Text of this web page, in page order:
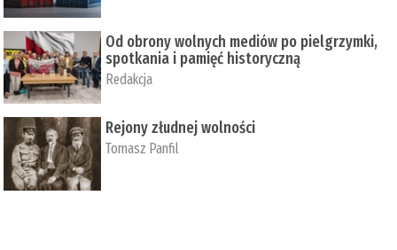
Od obrony wolnych mediów po pielgrzymki,
spotkania i pamięć historyczną
Redakcja
Rejony złudnej wolności
Tomasz Panfil